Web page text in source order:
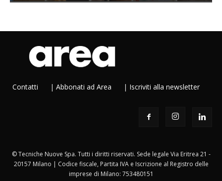
Contatti | Abbonati ad Area | Iscriviti alla newsletter
© Tecniche Nuove Spa. Tutti i diritti riservati. Sede legale Via Eritrea 21 -
20157 Milano | Codice fiscale, Partita IVA e Iscrizione al Registro delle
imprese di Milano: 753480151